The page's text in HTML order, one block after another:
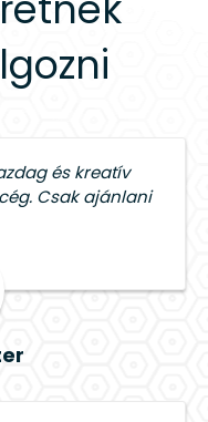
és kreatív
Csak ajánlani